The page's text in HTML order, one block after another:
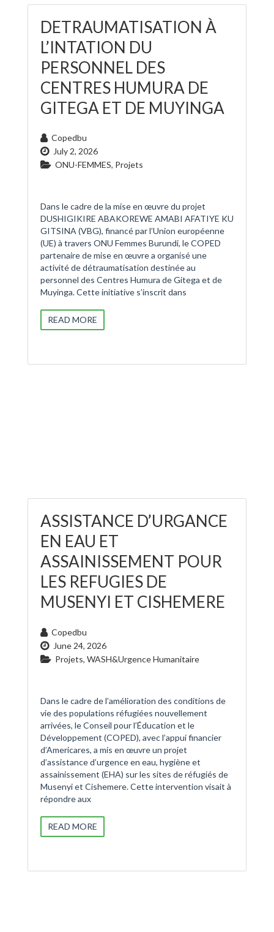
DETRAUMATISATION À
L’INTATION DU
PERSONNEL DES
CENTRES HUMURA DE
GITEGA ET DE MUYINGA
Copedbu
July 2, 2026
ONU-FEMMES, Projets
Dans le cadre de la mise en œuvre du projet
DUSHIGIKIRE ABAKOREWE AMABI AFATIYE KU
GITSINA (VBG), financé par l’Union européenne
(UE) à travers ONU Femmes Burundi, le COPED
partenaire de mise en œuvre a organisé une
activité de détraumatisation destinée au
personnel des Centres Humura de Gitega et de
Muyinga. Cette initiative s’inscrit dans
READ MORE
ASSISTANCE D’URGANCE
EN EAU ET
ASSAINISSEMENT POUR
LES REFUGIES DE
MUSENYI ET CISHEMERE
Copedbu
June 24, 2026
Projets, WASH&Urgence Humanitaire
Dans le cadre de l’amélioration des conditions de
vie des populations réfugiées nouvellement
arrivées, le Conseil pour l’Éducation et le
Développement (COPED), avec l’appui financier
d’Americares, a mis en œuvre un projet
d’assistance d’urgence en eau, hygiène et
assainissement (EHA) sur les sites de réfugiés de
Musenyi et Cishemere. Cette intervention visait à
répondre aux
READ MORE